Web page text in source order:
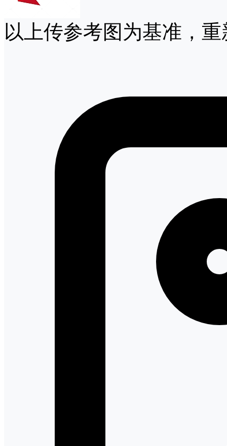
以上传参考图为基准，